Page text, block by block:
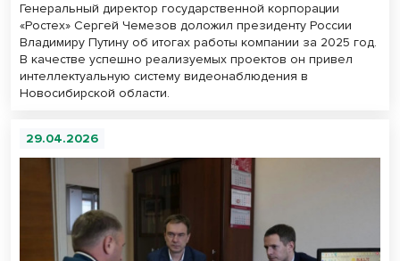
Генеральный директор государственной корпорации
«Ростех» Сергей Чемезов доложил президенту России
Владимиру Путину об итогах работы компании за 2025 год.
В качестве успешно реализуемых проектов он привел
интеллектуальную систему видеонаблюдения в
Новосибирской области.
29.04.2026